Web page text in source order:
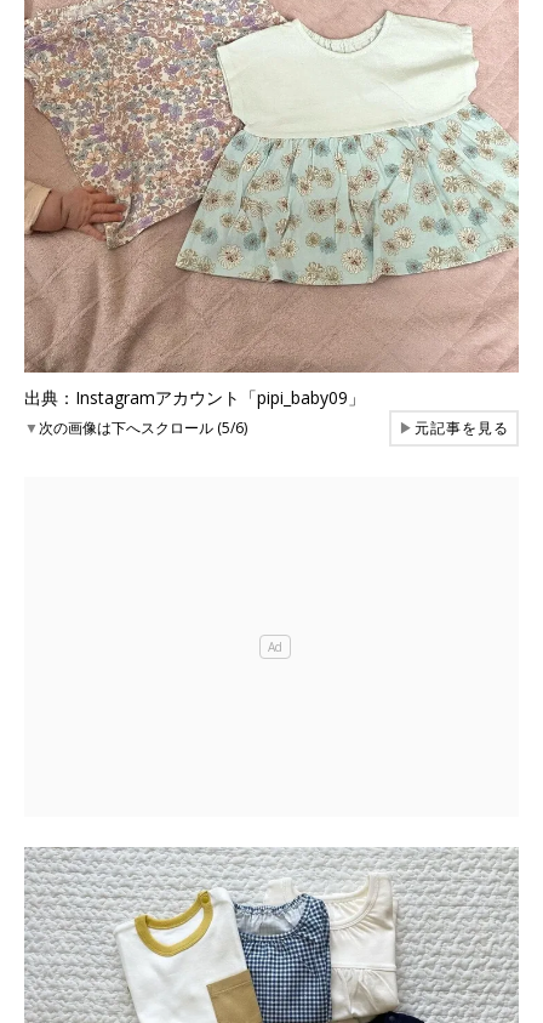
出典：Instagramアカウント「pipi_baby09」
▼次の画像は下へスクロール (5/6) ▶元記事を見る